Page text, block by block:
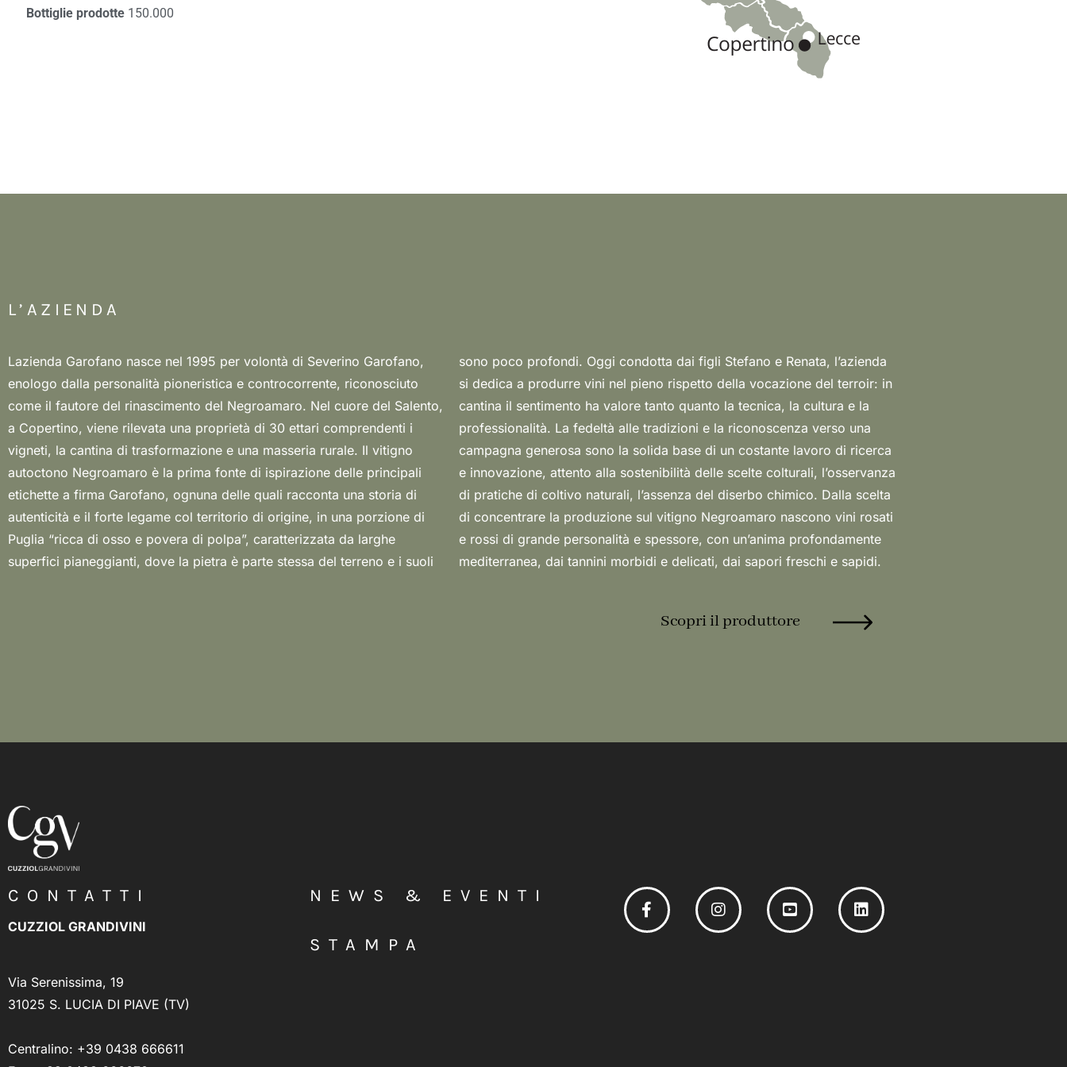
Bottiglie prodotte 150.000
L’AZIENDA
Lazienda Garofano nasce nel 1995 per volontà di Severino Garofano,
enologo dalla personalità pioneristica e controcorrente, riconosciuto
come il fautore del rinascimento del Negroamaro. Nel cuore del Salento,
a Copertino, viene rilevata una proprietà di 30 ettari comprendenti i
vigneti, la cantina di trasformazione e una masseria rurale. Il vitigno
autoctono Negroamaro è la prima fonte di ispirazione delle principali
etichette a firma Garofano, ognuna delle quali racconta una storia di
autenticità e il forte legame col territorio di origine, in una porzione di
Puglia “ricca di osso e povera di polpa”, caratterizzata da larghe
superfici pianeggianti, dove la pietra è parte stessa del terreno e i suoli
sono poco profondi. Oggi condotta dai figli Stefano e Renata, l’azienda
si dedica a produrre vini nel pieno rispetto della vocazione del terroir: in
cantina il sentimento ha valore tanto quanto la tecnica, la cultura e la
professionalità. La fedeltà alle tradizioni e la riconoscenza verso una
campagna generosa sono la solida base di un costante lavoro di ricerca
e innovazione, attento alla sostenibilità delle scelte colturali, l’osservanza
di pratiche di coltivo naturali, l’assenza del diserbo chimico. Dalla scelta
di concentrare la produzione sul vitigno Negroamaro nascono vini rosati
e rossi di grande personalità e spessore, con un’anima profondamente
mediterranea, dai tannini morbidi e delicati, dai sapori freschi e sapidi.
Scopri il produttore
CONTATTI
CUZZIOL GRANDIVINI
Via Serenissima, 19
31025 S. LUCIA DI PIAVE (TV)
Centralino: +39 0438 666611
NEWS & EVENTI
STAMPA